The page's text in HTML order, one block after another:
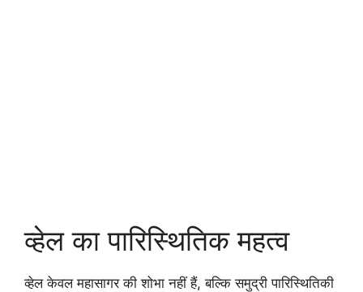
व्हेल का पारिस्थितिक महत्व
व्हेल केवल महासागर की शोभा नहीं हैं, बल्कि समुद्री पारिस्थितिकी